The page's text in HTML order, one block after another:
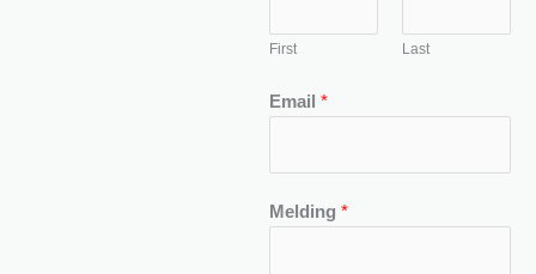
First Last
Email *
Melding *